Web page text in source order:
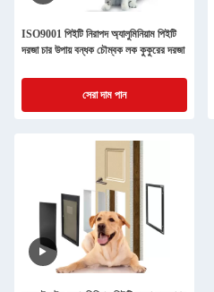
ISO9001 পিইটি নিরাপদ অ্যালুমিনিয়াম পিইটি
দরজা চার উপায় বন্ধক চৌম্বক লক কুকুরের দরজা
সেরা দাম পান